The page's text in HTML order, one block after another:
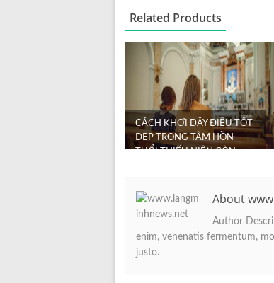
Related Products
CÁCH KHƠI DẬY ĐIỀU TỐT
ĐẸP TRONG TÂM HỒN
TUỔI THIẾU NIÊN CÒN
About
Author
enim, venenatis fermentum,
justo.